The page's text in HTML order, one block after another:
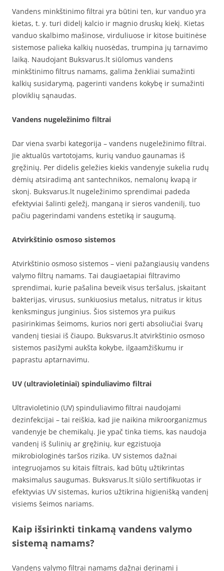
Vandens minkštinimo filtrai yra būtini ten, kur vanduo yra
kietas, t. y. turi didelį kalcio ir magnio druskų kiekį. Kietas
vanduo skalbimo mašinose, virduliuose ir kitose buitinėse
sistemose palieka kalkių nuosėdas, trumpina jų tarnavimo
laiką. Naudojant Buksvarus.lt siūlomus vandens
minkštinimo filtrus namams, galima ženkliai sumažinti
kalkių susidarymą, pagerinti vandens kokybę ir sumažinti
ploviklių sąnaudas.
Vandens nugeležinimo filtrai
Dar viena svarbi kategorija – vandens nugeležinimo filtrai.
Jie aktualūs vartotojams, kurių vanduo gaunamas iš
gręžinių. Per didelis geležies kiekis vandenyje sukelia rudų
dėmių atsiradimą ant santechnikos, nemalonų kvapą ir
skonį. Buksvarus.lt nugeležinimo sprendimai padeda
efektyviai šalinti geležį, manganą ir sieros vandenilį, tuo
pačiu pagerindami vandens estetiką ir saugumą.
Atvirkštinio osmoso sistemos
Atvirkštinio osmoso sistemos – vieni pažangiausių vandens
valymo filtrų namams. Tai daugiaetapiai filtravimo
sprendimai, kurie pašalina beveik visus teršalus, įskaitant
bakterijas, virusus, sunkiuosius metalus, nitratus ir kitus
kenksmingus junginius. Šios sistemos yra puikus
pasirinkimas šeimoms, kurios nori gerti absoliučiai švarų
vandenį tiesiai iš čiaupo. Buksvarus.lt atvirkštinio osmoso
sistemos pasižymi aukšta kokybe, ilgaamžiškumu ir
paprastu aptarnavimu.
UV (ultravioletiniai) spinduliavimo filtrai
Ultravioletinio (UV) spinduliavimo filtrai naudojami
dezinfekcijai – tai reiškia, kad jie naikina mikroorganizmus
vandenyje be chemikalų. Jie ypač tinka tiems, kas naudoja
vandenį iš šulinių ar gręžinių, kur egzistuoja
mikrobiologinės taršos rizika. UV sistemos dažnai
integruojamos su kitais filtrais, kad būtų užtikrintas
maksimalus saugumas. Buksvarus.lt siūlo sertifikuotas ir
efektyvias UV sistemas, kurios užtikrina higienišką vandenį
visiems šeimos nariams.
Kaip išsirinkti tinkamą vandens valymo
sistemą namams?
Vandens valymo filtrai namams dažnai derinami į